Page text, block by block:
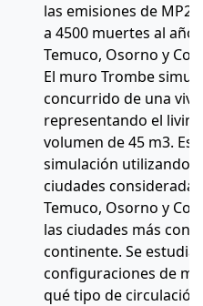
las emisiones de
a 4500 muertes al año
Temuco, Osorno y
El muro Trombe
concurrido de una
representando el
volumen de 45 m3.
simulación utilizando
ciudades
Temuco, Osorno y
las ciudades más
continente. Se
configuraciones de
qué tipo de